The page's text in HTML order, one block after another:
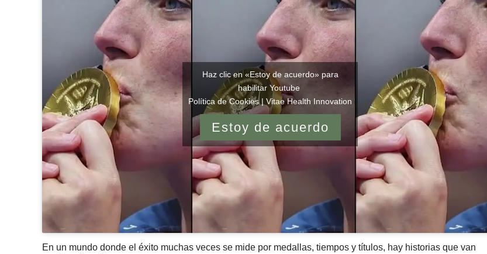
Haz clic en «Estoy de acuerdo» para
habilitar Youtube
Política de Cookies | Vitae Health Innovation
Estoy de acuerdo
En un mundo donde el éxito muchas veces se mide por medallas, tiempos y títulos, hay historias que van